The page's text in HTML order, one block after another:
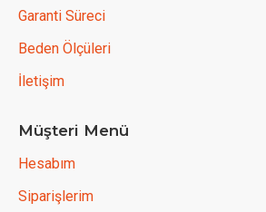
Garanti Süreci
Beden Ölçüleri
İletişim
Müşteri Menü
Hesabım
Siparişlerim